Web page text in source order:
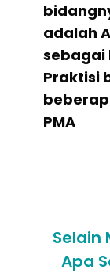
adalah
sebagai
Praktisi
PMA
Selain
Apa